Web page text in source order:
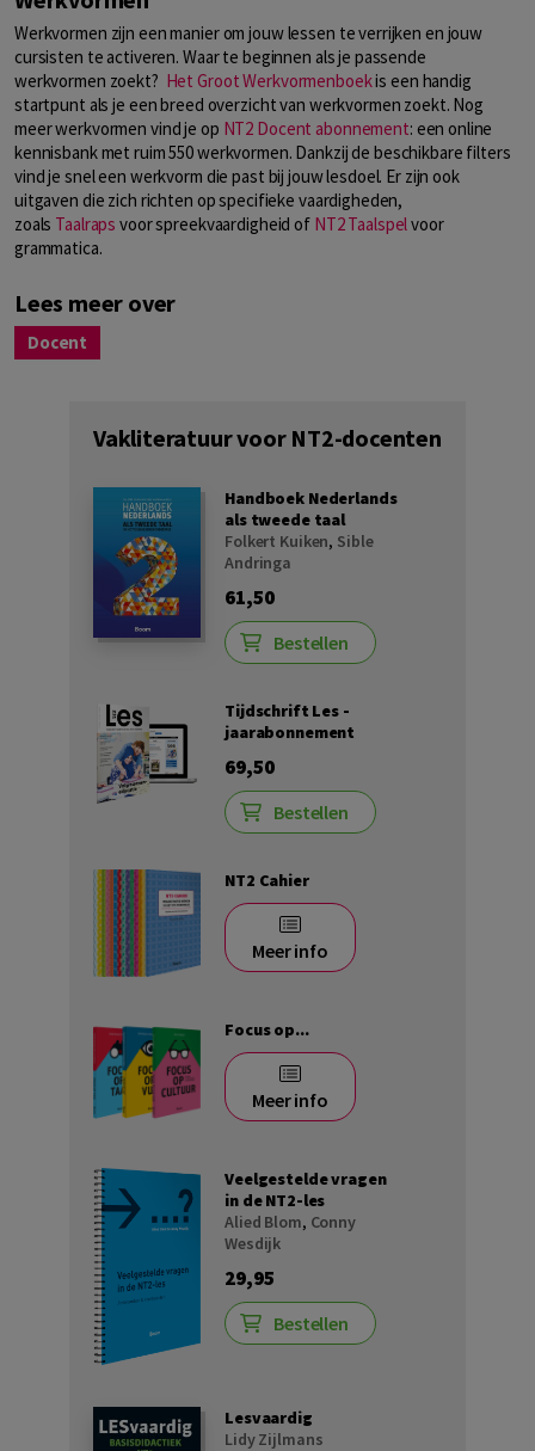
Werkvormen zijn een manier om jouw lessen te verrijken en jouw
cursisten te activeren. Waar te beginnen als je passende
werkvormen zoekt? Het Groot Werkvormenboekis een handig
startpunt als je een breed overzicht van werkvormen zoekt. Nog
meer werkvormen vind je op NT2 Docent abonnement: een online
kennisbank met ruim 550 werkvormen. Dankzij de beschikbare filters
vind je snel een werkvorm die past bij jouw lesdoel. Er zijn ook
uitgaven die zich richten op specifieke vaardigheden,
zoals Taalraps voor spreekvaardigheid of NT2 Taalspelvoor
grammatica.
Lees meer over
Docent
Vakliteratuur voor NT2-docenten
Handboek Nederlands
als tweede taal
Folkert Kuiken, Sible
Andringa
61,50
Bestellen
Tijdschrift Les -
jaarabonnement
69,50
Bestellen
NT2 Cahier
Meer info
Focus op...
Meer info
Veelgestelde vragen
in de NT2-les
Alied Blom, Conny
Wesdijk
29,95
Bestellen
Lesvaardig
Lidy Zijlmans